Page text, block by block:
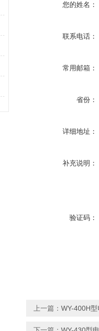
您的姓名：
联系电话：
常用邮箱：
省份：
详细地址：
补充说明：
验证码：
上一篇： WY-400H